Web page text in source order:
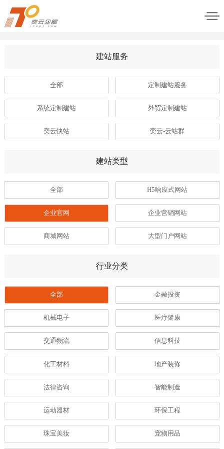
建站服务
全部 定制建站服务
系统定制建站 外贸定制建站
奕云快站 奕云-云站群
建站类型
全部 H5响应式网站
企业官网 企业营销网站
商城网站 大型门户网站
行业分类
全部 金融投资
机械电子 医疗健康
交通物流 信息科技
化工材料 地产装修
法律咨询 智能制造
运动器材 环保工程
珠宝美妆 宠物用品